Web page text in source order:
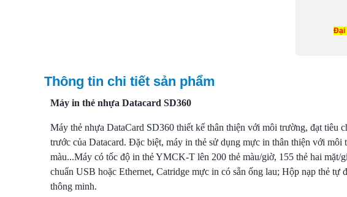
Đại
Thông tin chi tiết sản phẩm
Máy in thẻ nhựa Datacard SD360
Máy thẻ nhựa DataCard SD360 thiết kế thân thiện với môi trường, đạt tiêu
trước của Datacard. Đặc biệt, máy in thẻ sử dụng mực in thân thiện với
màu...Máy có tốc độ in thẻ YMCK-T lên 200 thẻ màu/giờ, 155 thẻ hai mặt/
chuẩn USB hoặc Ethernet, Catridge mực in có sẵn ống lau; Hộp nạp thẻ tự
thông minh.